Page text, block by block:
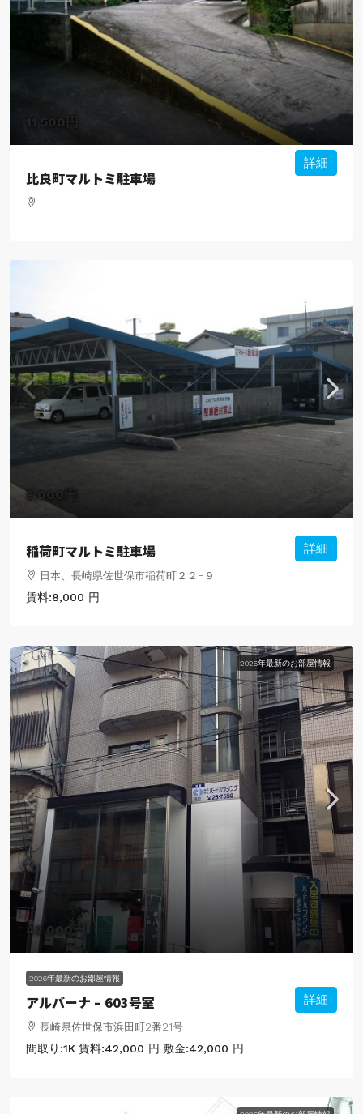
11,500円
比良町マルトミ駐車場
詳細
8,000円
稲荷町マルトミ駐車場
日本、長崎県佐世保市稲荷町２２−９
賃料:8,000 円
詳細
2026年最新のお部屋情報
42,000円
2026年最新のお部屋情報
アルバーナ – 603号室
長崎県佐世保市浜田町2番21号
間取り:1K 賃料:42,000 円 敷金:42,000 円
詳細